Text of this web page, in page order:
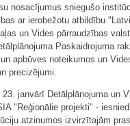
nosacījumus sniegušo
ar ierobežotu atbildību
un Vides pārraudzības
Paskaidrojuma
apbūves noteikumos un
precizējumi.
23. janvārī Detālplānojuma un
"Reģionālie projekti" -
atzinumos izvirzītajām